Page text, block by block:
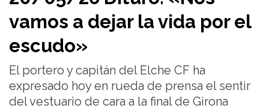
vamos a dejar la vida por el
escudo»
El portero y capitán del Elche CF ha
expresado hoy en rueda de prensa el sentir
del vestuario de cara a la final de Girona